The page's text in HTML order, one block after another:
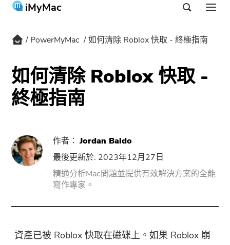
iMyMac
產品 & 解決方案
實用工具
Hot
PowerMyMac
音視頻轉換器
Screen Recorder
商店
用戶支持
PowerMyMac 如何清除 Roblox 快取 - 終極指南
如何清除 Roblox 快取 -
終極指南
作者： Jordan Baldo
最後更新於: 2023年12月27日
精通分析Mac問題並提供有效解決方案的全能
寫作專家。
資產已被 Roblox 快取在磁碟上。如果 Roblox 崩